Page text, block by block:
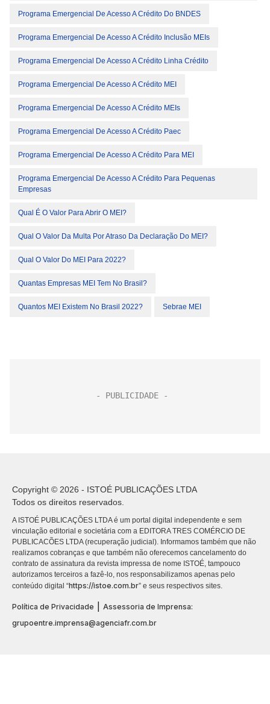
Programa Emergencial De Acesso A Crédito Do BNDES
Programa Emergencial De Acesso A Crédito Inclusão MEIs
Programa Emergencial De Acesso A Crédito Linha Crédito
Programa Emergencial De Acesso A Crédito MEI
Programa Emergencial De Acesso A Crédito MEIs
Programa Emergencial De Acesso A Crédito Paec
Programa Emergencial De Acesso A Crédito Para MEI
Programa Emergencial De Acesso A Crédito Para Pequenas
Empresas
Qual É O Valor Para Abrir O MEI?
Qual O Valor Da Multa Por Atraso Da Declaração Do MEI?
Qual O Valor Do MEI Para 2022?
Quantas Empresas MEI Tem No Brasil?
Quantos MEI Existem No Brasil 2022? Sebrae MEI
Copyright © 2026 - ISTOÉ PUBLICAÇÕES LTDA
Todos os direitos reservados.
A ISTOÉ PUBLICAÇÕES LTDA é um portal digital independente e sem
vinculação editorial e societária com a EDITORA TRES COMÉRCIO DE
PUBLICACÕES LTDA (recuperação judicial). Informamos também que não
realizamos cobranças e que também não oferecemos cancelamento do
contrato de assinatura da revista impressa de nome ISTOÉ, tampouco
autorizamos terceiros a fazê-lo, nos responsabilizamos apenas pelo
conteúdo digital “https://istoe.com.br” e seus respectivos sites.
Política de Privacidade
Assessoria de Imprensa:
grupoentre.imprensa@agenciafr.com.br